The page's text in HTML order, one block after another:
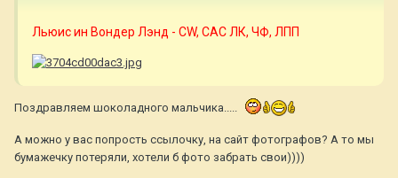
Льюис ин Вондер Лэнд - CW, САС ЛК, ЧФ, ЛПП
Поздравляем шоколадного мальчика.....
А можно у вас попрость ссылочку, на сайт фотографов? А то мы
бумажечку потеряли, хотели б фото забрать свои))))